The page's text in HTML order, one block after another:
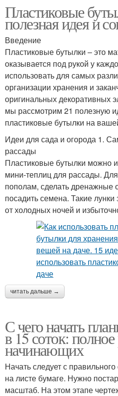
Пластиковые
полезная идея и
Введение
Пластиковые бутылки – это
оказывается под рукой у
использовать для самых
организации хранения и
оригинальных декоративных
мы рассмотрим 21 полезную
пластиковые бутылки на
Идеи для сада и огорода 1.
рассады
Пластиковые бутылки можно
мини-теплиц для рассады.
пополам, сделать дренажные
посадить семена. Такие
от холодных ночей и
читать дальше →
С чего начать
в 15 соток:
начинающих
Начать следует с
на листе бумаге. Нужно
масштаб. На этом этапе